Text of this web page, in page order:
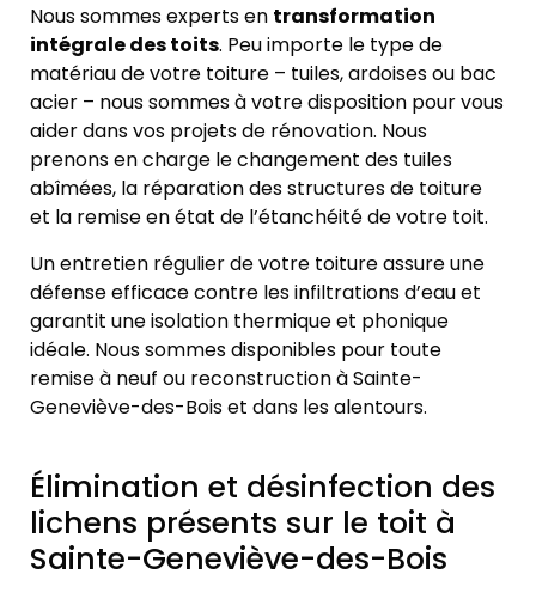
Nous sommes experts en transformation
intégrale des toits. Peu importe le type de
matériau de votre toiture – tuiles, ardoises ou bac
acier – nous sommes à votre disposition pour vous
aider dans vos projets de rénovation. Nous
prenons en charge le changement des tuiles
abîmées, la réparation des structures de toiture
et la remise en état de l’étanchéité de votre toit.
Un entretien régulier de votre toiture assure une
défense efficace contre les infiltrations d’eau et
garantit une isolation thermique et phonique
idéale. Nous sommes disponibles pour toute
remise à neuf ou reconstruction à Sainte-
Geneviève-des-Bois et dans les alentours.
Élimination et désinfection des
lichens présents sur le toit à
Sainte-Geneviève-des-Bois